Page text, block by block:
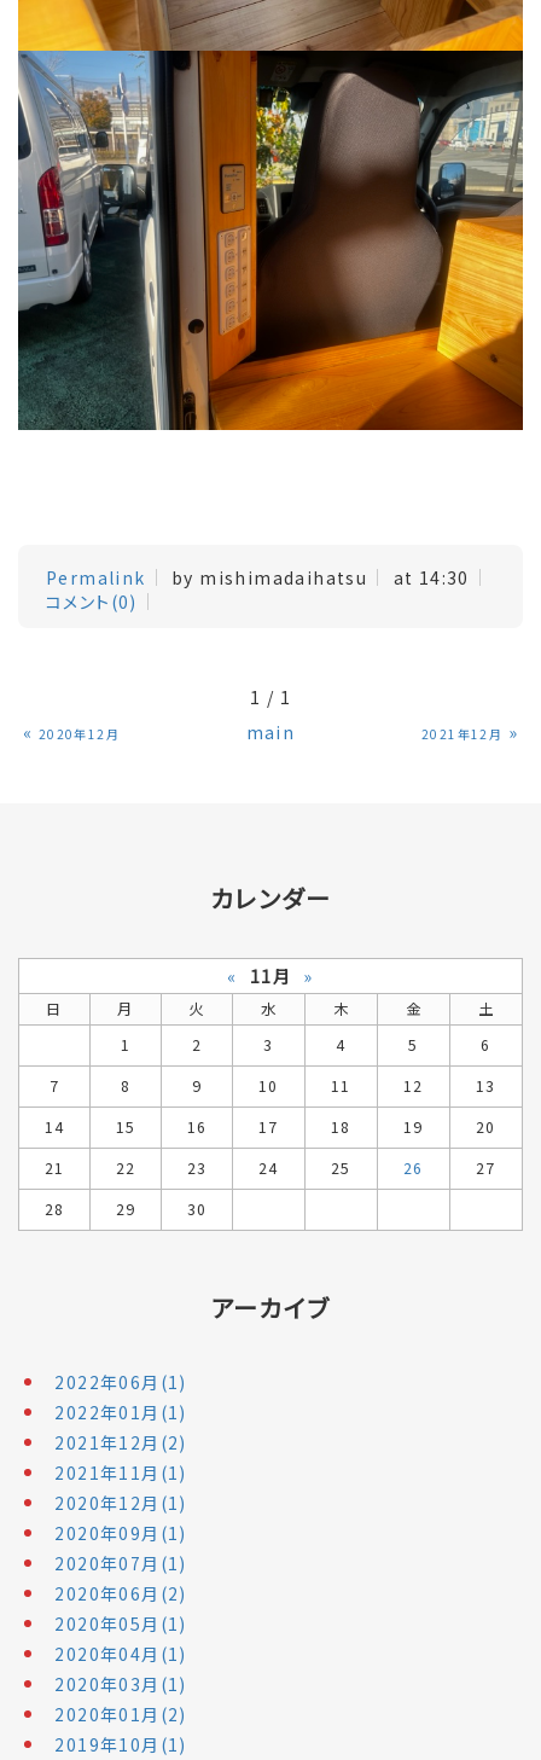
Permalink by mishimadaihatsu
at 14:30
コメント(0)
1 / 1
« 2020年12月 main 2021年12月 »
カレンダー
« 11月 »
日 月 火 水 木 金
土
1
2 3 4 5
6
7
8 9 10 11 12
13
14
15 16 17 18 19
20
21
22 23 24 25 26
27
28
29 30
アーカイブ
2022年06月(1)
2022年01月(1)
2021年12月(2)
2021年11月(1)
2020年12月(1)
2020年09月(1)
2020年07月(1)
2020年06月(2)
2020年05月(1)
2020年04月(1)
2020年03月(1)
2020年01月(2)
2019年10月(1)